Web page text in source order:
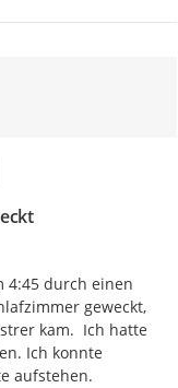
4:45 durch einen
geweckt,
kam.  Ich hatte
Ich konnte
aufstehen.